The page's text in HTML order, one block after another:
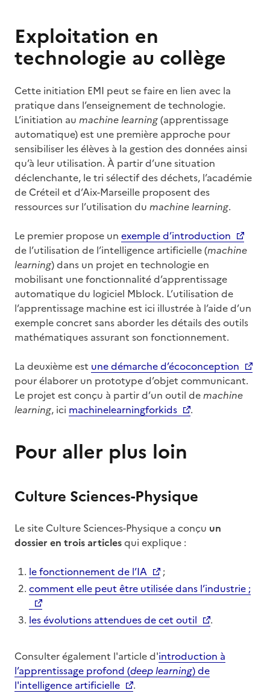
Exploitation en
technologie au collège
Cette initiation EMI peut se faire en lien avec la
pratique dans l’enseignement de technologie.
L’initiation au machine learning(apprentissage
automatique) est une première approche pour
sensibiliser les élèves à la gestion des données ainsi
qu’à leur utilisation. À partir d’une situation
déclenchante, le tri sélectif des déchets, l’académie
de Créteil et d’Aix-Marseille proposent des
ressources sur l’utilisation du machine learning.
Le premier propose un exemple d’introduction
de l’utilisation de l’intelligence artificielle (machine
learning) dans un projet en technologie en
mobilisant une fonctionnalité d’apprentissage
automatique du logiciel Mblock. L’utilisation de
l’apprentissage machine est ici illustrée à l’aide d’un
exemple concret sans aborder les détails des outils
mathématiques assurant son fonctionnement.
La deuxième est une démarche d’écoconception
pour élaborer un prototype d’objet communicant.
Le projet est conçu à partir d’un outil demachine
learning, ici machinelearningforkids .
Pour aller plus loin
Culture Sciences-Physique
Le site Culture Sciences-Physique a conçu un
dossier en trois articlesqui explique :
le fonctionnement de l’IA
;
comment elle peut être utilisée dans l’industrie ;
les évolutions attendues de cet outil .
Consulter également l'article d'introduction à
l’apprentissage profond (deep learning) de
l'intelligence artificielle
.